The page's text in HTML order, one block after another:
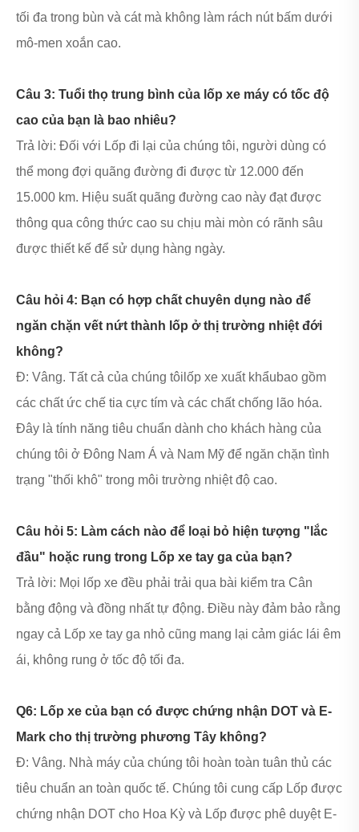
tối đa trong bùn và cát mà không làm rách nút bấm dưới
mô-men xoắn cao.
Câu 3: Tuổi thọ trung bình của lốp xe máy có tốc độ
cao của bạn là bao nhiêu?
Trả lời: Đối với Lốp đi lại của chúng tôi, người dùng có
thể mong đợi quãng đường đi được từ 12.000 đến
15.000 km. Hiệu suất quãng đường cao này đạt được
thông qua công thức cao su chịu mài mòn có rãnh sâu
được thiết kế để sử dụng hàng ngày.
Câu hỏi 4: Bạn có hợp chất chuyên dụng nào để
ngăn chặn vết nứt thành lốp ở thị trường nhiệt đới
không?
Đ: Vâng. Tất cả của chúng tôi lốp xe xuất khẩubao gồm
các chất ức chế tia cực tím và các chất chống lão hóa.
Đây là tính năng tiêu chuẩn dành cho khách hàng của
chúng tôi ở Đông Nam Á và Nam Mỹ để ngăn chặn tình
trạng "thối khô" trong môi trường nhiệt độ cao.
Câu hỏi 5: Làm cách nào để loại bỏ hiện tượng "lắc
đầu" hoặc rung trong Lốp xe tay ga của bạn?
Trả lời: Mọi lốp xe đều phải trải qua bài kiểm tra Cân
bằng động và đồng nhất tự động. Điều này đảm bảo rằng
ngay cả Lốp xe tay ga nhỏ cũng mang lại cảm giác lái êm
ái, không rung ở tốc độ tối đa.
Q6: Lốp xe của bạn có được chứng nhận DOT và E-
Mark cho thị trường phương Tây không?
Đ: Vâng. Nhà máy của chúng tôi hoàn toàn tuân thủ các
tiêu chuẩn an toàn quốc tế. Chúng tôi cung cấp Lốp được
chứng nhận DOT cho Hoa Kỳ và Lốp được phê duyệt E-